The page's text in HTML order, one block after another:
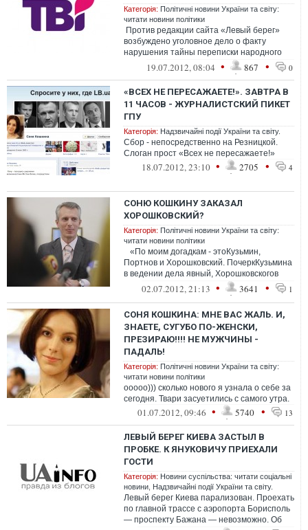
Категорія: Політичні новини України та світу:
читати новини політики
Против редакции сайта «Левый берег»
возбуждено уголовное дело о факту
нарушения тайны переписки народного
депутата. Дело не во власти, дело...
19.07.2012, 08:04 • 867 • 0
«ВСЕХ НЕ ПЕРЕСАЖАЕТЕ!». ЗАВТРА В
11 ЧАСОВ - ЖУРНАЛИСТСКИЙ ПИКЕТ
ГПУ
Категорія: Надзвичайні події України та світу.
Сбор - непосредственно на Резницкой.
Слоган прост «Всех не пересажаете!»
18.07.2012, 23:10 • 2705 • 4
СОНЮ КОШКИНУ ЗАКАЗАЛ
ХОРОШКОВСКИЙ?
Категорія: Політичні новини України та світу:
читати новини політики
«По моим догадкам - этоКузьмин,
Портнов и Хорошковский. ПочеркКузьмина
в ведении дела явный, Хорошковскогов
свое время много критиковали ...
02.07.2012, 21:13 • 3641 • 1
СОНЯ КОШКИНА: МНЕ ВАС ЖАЛЬ. И,
ЗНАЕТЕ, СУГУБО ПО-ЖЕНСКИ,
ПРЕЗИРАЮ!!!! НЕ МУЖЧИНЫ -
ПАДАЛЬ!
Категорія: Політичні новини України та світу:
читати новини політики
ооооо))) сколько нового я узнала о себе за
сегодня. Твари засуетились с самого утра.
01.07.2012, 09:46 • 5740 • 13
ЛЕВЫЙ БЕРЕГ КИЕВА ЗАСТЫЛ В
ПРОБКЕ. К ЯНУКОВИЧУ ПРИЕХАЛИ
ГОСТИ
Категорія: Новини суспільства: читати соціальні
новини Надзвичайні події України та світу.
Левый берег Киева парализован. Проехать
по главной трассе с аэропорта Борисполь
— проспекту Бажана — невозможно. Об